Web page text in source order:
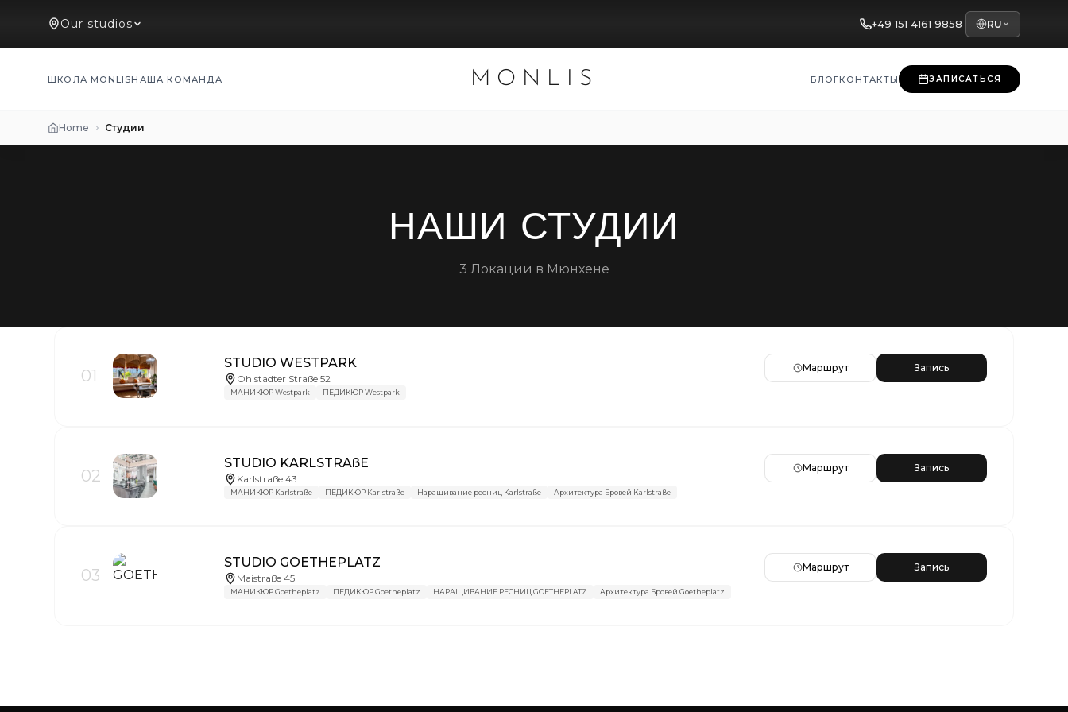
Our studios +49 151 4161 9858 RU
ШКОЛА MONLISНАША КОМАНДА MONLIS БЛОГКОНТАКТЫ ЗАПИСАТЬСЯ
Home Студии
НАШИ СТУДИИ
3 Локации в Мюнхене
01
STUDIO WESTPARK
Ohlstadter Straße 52
МАНИКЮР Westpark ПЕДИКЮР Westpark
Маршрут Запись
02
STUDIO KARLSTRAßE
Karlstraße 43
МАНИКЮР Karlstraße ПЕДИКЮР Karlstraße Наращивание ресниц Karlstraße Архитектура Бровей Karlstraße
Маршрут Запись
03
STUDIO GOETHEPLATZ
Maistraße 45
МАНИКЮР Goetheplatz ПЕДИКЮР Goetheplatz НАРАЩИВАНИЕ РЕСНИЦ GOETHEPLATZ Архитектура Бровей Goetheplatz
Маршрут Запись